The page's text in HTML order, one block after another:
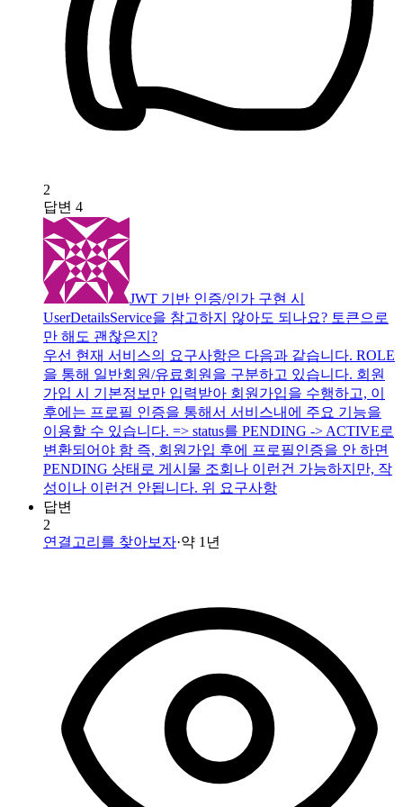
2
답변 4
JWT 기반 인증/인가 구현 시
UserDetailsService을 참고하지 않아도 되나요? 토큰으로
만 해도 괜찮은지?
우선 현재 서비스의 요구사항은 다음과 같습니다. ROLE
을 통해 일반회원/유료회원을 구분하고 있습니다. 회원
가입 시 기본정보만 입력받아 회원가입을 수행하고, 이
후에는 프로필 인증을 통해서 서비스내에 주요 기능을
이용할 수 있습니다. => status를 PENDING -> ACTIVE로
변환되어야 함 즉, 회원가입 후에 프로필인증을 안 하면
PENDING 상태로 게시물 조회나 이런건 가능하지만, 작
성이나 이런건 안됩니다. 위 요구사항
답변
2
연결고리를 찾아보자·약 1년